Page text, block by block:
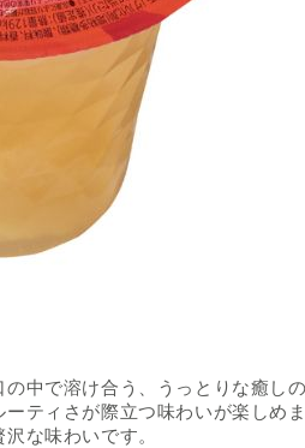
中で溶け合う、うっとりな癒し
ティさが際立つ味わいが楽しめ
な味わいです。